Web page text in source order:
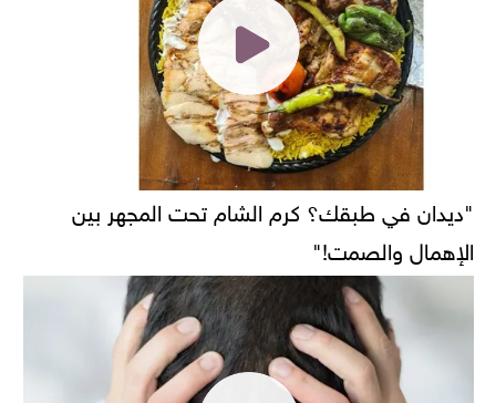
"ديدان في طبقك؟ كرم الشام تحت المجهر بين
الإهمال والصمت!"